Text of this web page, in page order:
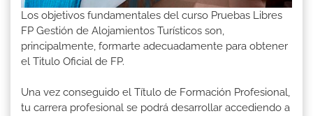
Los objetivos fundamentales del curso Pruebas Libres
FP Gestión de Alojamientos Turísticos son,
principalmente, formarte adecuadamente para obtener
el Titulo Oficial de FP.
Una vez conseguido el Título de Formación Profesional,
tu carrera profesional se podrá desarrollar accediendo a